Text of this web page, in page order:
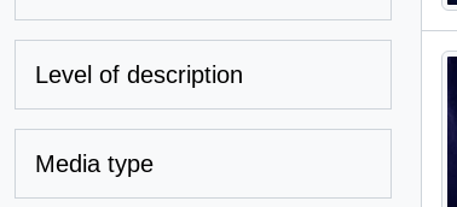
Level of description
Media type